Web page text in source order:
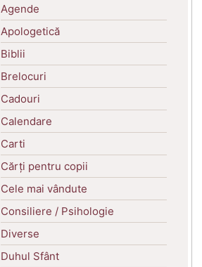
Agende
Apologetică
Biblii
Brelocuri
Cadouri
Calendare
Carti
Cărți pentru copii
Cele mai vândute
Consiliere / Psihologie
Diverse
Duhul Sfânt